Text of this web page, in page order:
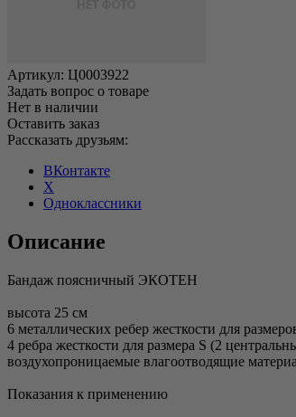
Артикул: Ц0003922
Задать вопрос о товаре
Нет в наличии
Оставить заказ
Рассказать друзьям:
ВКонтакте
X
Одноклассники
Описание
Бандаж поясничный ЭКОТЕН
высота 25 см
6 металлических ребер жесткости для
4 ребра жесткости для размера S (2
воздухопроницаемые влагоотводящие
Показания к применению